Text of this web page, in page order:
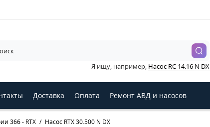
Я ищу, например, Насос RC 14.16 N DX
Доставка Оплата Ремонт АВД и насосов
366 - RTX Насос RTX 30.500 N DX